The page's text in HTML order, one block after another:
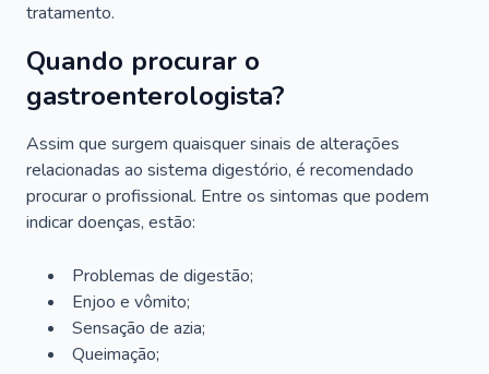
tratamento.
Quando procurar o
gastroenterologista?
Assim que surgem quaisquer sinais de alterações
relacionadas ao sistema digestório, é recomendado
procurar o profissional. Entre os sintomas que podem
indicar doenças, estão:
Problemas de digestão;
Enjoo e vômito;
Sensação de azia;
Queimação;